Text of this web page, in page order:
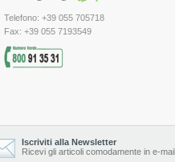
Telefono: +39 055 705718
Fax: +39 055 7193549
Iscriviti alla Newsletter
Ricevi gli articoli comodamente in e-mail